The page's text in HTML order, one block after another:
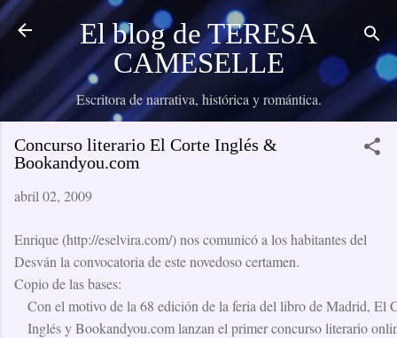
Ir al contenido principal
El blog de TERESA
CAMESELLE
Escritora de narrativa, histórica y romántica.
Concurso literario El Corte Inglés &
Bookandyou.com
abril 02, 2009
Enrique (http://eselvira.com/) nos comunicó a los habitantes del
Desván la convocatoria de este novedoso certamen.
Copio de las bases:
Con el motivo de la 68 edición de la feria del libro de Madrid, El
Inglés y Bookandyou.com lanzan el primer concurso literario